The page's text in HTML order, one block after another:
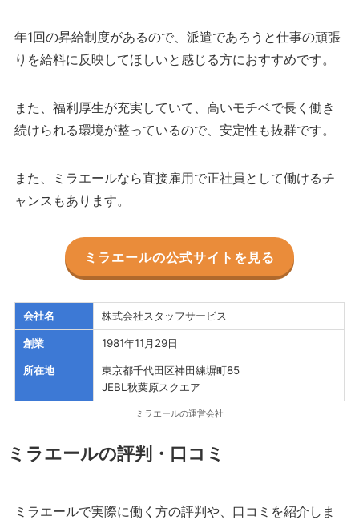
年1回の昇給制度があるので、派遣であろうと仕事の頑張
りを給料に反映してほしいと感じる方におすすめです。
また、福利厚生が充実していて、高いモチベで長く働き
続けられる環境が整っているので、安定性も抜群です。
また、ミラエールなら直接雇用で正社員として働けるチ
ャンスもあります。
ミラエールの公式サイトを見る
会社名 株式会社スタッフサービス
創業 1981年11月29日
所在地
東京都千代田区神田練塀町85
JEBL秋葉原スクエア
ミラエールの運営会社
ミラエールの評判・口コミ
ミラエールで実際に働く方の評判や、口コミを紹介しま